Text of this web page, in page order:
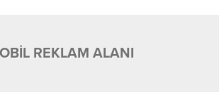
REKLAM ALANI